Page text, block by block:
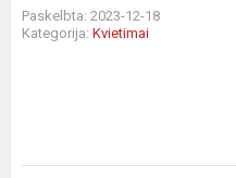
Paskelbta: 2023-12-18
Kategorija: Kvietimai